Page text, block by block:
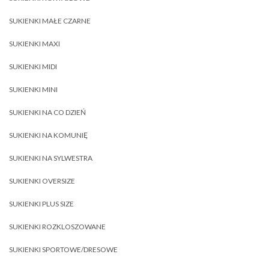
SUKIENKI MAŁE CZARNE
SUKIENKI MAXI
SUKIENKI MIDI
SUKIENKI MINI
SUKIENKI NA CO DZIEŃ
SUKIENKI NA KOMUNIĘ
SUKIENKI NA SYLWESTRA
SUKIENKI OVERSIZE
SUKIENKI PLUS SIZE
SUKIENKI ROZKLOSZOWANE
SUKIENKI SPORTOWE/DRESOWE